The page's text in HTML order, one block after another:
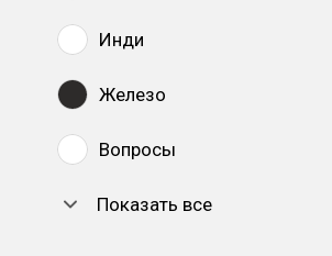
Инди
Железо
Вопросы
Показать все